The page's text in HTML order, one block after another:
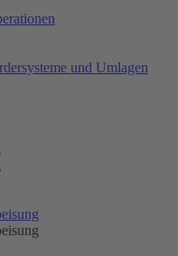
und Umlagen